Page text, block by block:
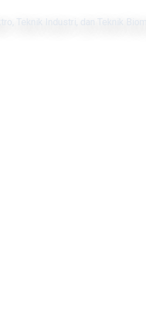
Teknik Industri, dan Teknik